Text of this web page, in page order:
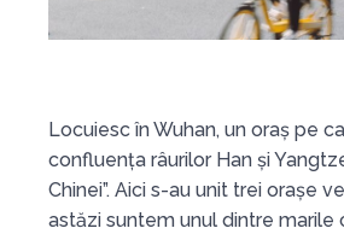
Locuiesc în Wuhan, un oraș pe
confluența râurilor Han și
Chinei”. Aici s-au unit trei orașe
astăzi suntem unul dintre marile